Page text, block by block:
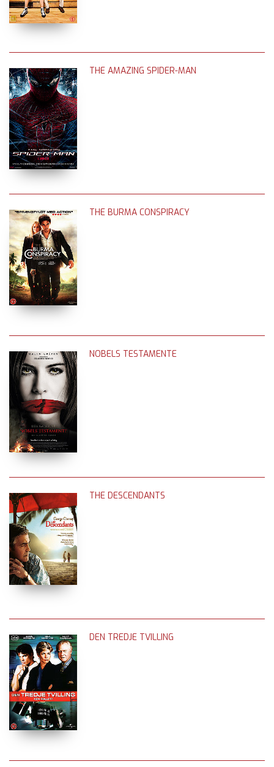
THE AMAZING SPIDER-MAN
THE BURMA CONSPIRACY
NOBELS TESTAMENTE
THE DESCENDANTS
DEN TREDJE TVILLING